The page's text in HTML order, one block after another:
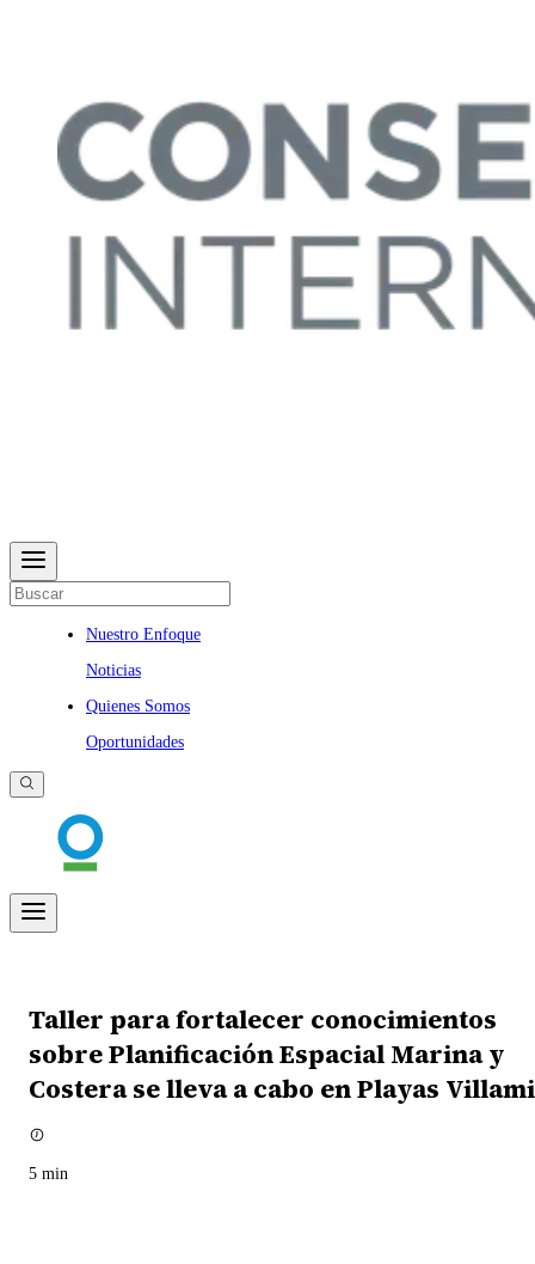
Nuestro Enfoque
Noticias
Quienes Somos
Oportunidades
Taller para fortalecer conocimientos
sobre Planificación Espacial Marina y
Costera se lleva a cabo en Playas
5 min